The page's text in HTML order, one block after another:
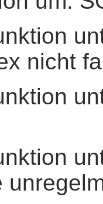
nicht